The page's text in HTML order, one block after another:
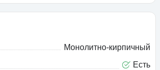
Монолитно-кирпичный
Есть